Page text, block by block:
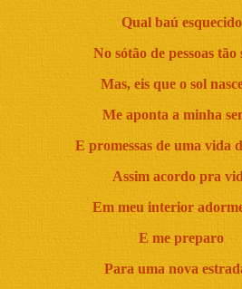
Qual baú esquecido
No sótão de pessoas tão
Mas, eis que o sol
Me aponta a minha
E promessas de uma vida
Assim acordo pra
Em meu interior
E me preparo
Para uma nova